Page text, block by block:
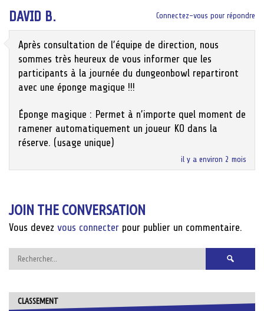
DAVID B.
il y a environ 2 mois
Après consultation de l’équipe de direction, nous
sommes très heureux de vous informer que les
participants à la journée du dungeonbowl repartiront
avec une éponge magique !!!
Éponge magique : Permet à n’importe quel moment de
ramener automatiquement un joueur KO dans la
réserve. (usage unique)
Connectez-vous pour répondre
JOIN THE CONVERSATION
Vous devez vous connecter pour publier un commentaire.
Rechercher :
CLASSEMENT